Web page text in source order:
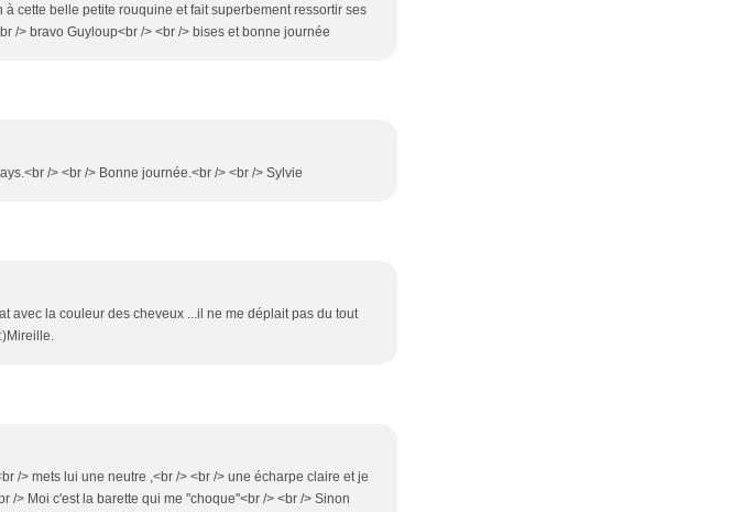
cette belle petite rouquine et fait superbement ressortir ses
/> bravo Guyloup<br /> <br /> bises et bonne journée
/> <br /> Bonne journée.<br /> <br /> Sylvie
avec la couleur des cheveux ...il ne me déplait pas du tout
/> mets lui une neutre ,<br /> <br /> une écharpe claire et je
/> Moi c'est la barette qui me ''choque''<br /> <br /> Sinon